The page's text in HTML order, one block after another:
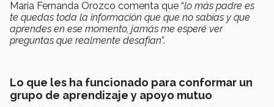
María Fernanda Orozco comenta que “lo más padre es
te quedas toda la información que que no sabías y que
aprendes en ese momento, jamás me esperé ver
preguntas que realmente desafían”.
Lo que les ha funcionado para conformar un
grupo de aprendizaje y apoyo mutuo